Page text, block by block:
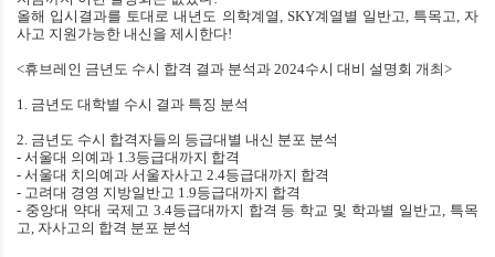
올해 입시결과를 토대로 내년도 의학계열 , SKY계열별 일반고 특목고
자
사고 지원가능한 내신을 제시한다!
<휴브레인 금년도 수시 합격 결과 분석과 2024수시 대비 설명회 개최>
1. 금년도 대학별 수시 결과 특징 분석
2. 금년도 수시 합격자들의 등급대별 내신 분포 분석
- 서울대 의예과 1.3등급대까지 합격
- 서울대 치의예과 서울자사고 2.4등급대까지 합격
- 고려대 경영 지방일반고 1.9등급대까지 합격
- 중앙대 약대 국제고 3.4등급대까지 합격 등 학교 및 학과별 일반고
특목
고 자사고의 합격 분포 분석